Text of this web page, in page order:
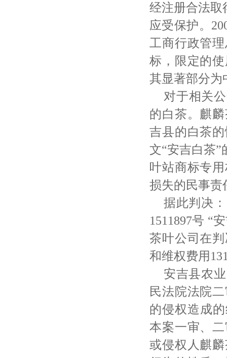
经注册合法取
应受保护。
工商行政管
标，限定的
其显著部分为
对于相关
的白茶。麒
吉县的白茶
文“安吉白茶
叶站商标专
损失的民事责
据此判决
1511897号 “
茶叶公司在
和维权费用
安吉县农
民法院法院
的侵权造成
本案一审、
或侵权人麒